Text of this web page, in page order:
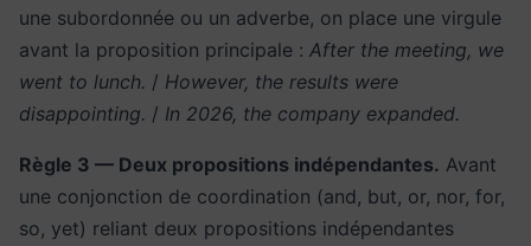
une subordonnée ou un adverbe, on place une virgule
avant la proposition principale : After the meeting, we
went to lunch. / However, the results were
disappointing. / In 2026, the company expanded.
Règle 3 — Deux propositions indépendantes. Avant
une conjonction de coordination (and, but, or, nor, for,
so, yet) reliant deux propositions indépendantes